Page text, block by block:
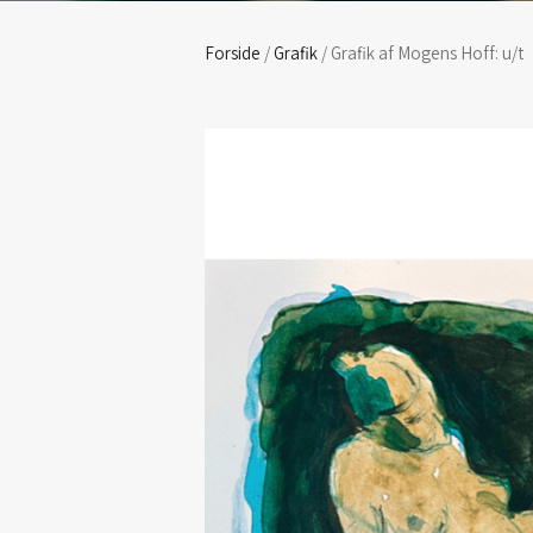
Forside /Grafik / Grafik af Mogens Hoff: u/t